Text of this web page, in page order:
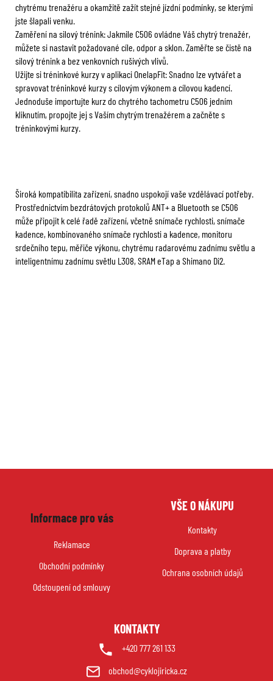
chytrému trenažéru a okamžitě zažít stejné jízdní podmínky, se kterými
jste šlapali venku.
Zaměření na silový trénink: Jakmile C506 ovládne Váš chytrý trenažér,
můžete si nastavit požadované cíle, odpor a sklon. Zaměřte se čistě na
silový trénink a bez venkovních rušivých vlivů.
Užijte si tréninkové kurzy v aplikaci OnelapFit: Snadno lze vytvářet a
spravovat tréninkové kurzy s cílovým výkonem a cílovou kadencí.
Jednoduše importujte kurz do chytrého tachometru C506 jedním
kliknutím, propojte jej s Vaším chytrým trenažérem a začněte s
tréninkovými kurzy.
Široká kompatibilita zařízení, snadno uspokojí vaše vzdělávací potřeby.
Prostřednictvím bezdrátových protokolů ANT+ a Bluetooth se C506
může připojit k celé řadě zařízení, včetně snímače rychlosti, snímače
kadence, kombinovaného snímače rychlosti a kadence, monitoru
srdečního tepu, měřiče výkonu, chytrému radarovému zadnímu světlu a
inteligentnímu zadnímu světlu L308, SRAM eTap a Shimano Di2.
Informace pro vás
Reklamace
Obchodní podmínky
Odstoupení od smlouvy
VŠE O NÁKUPU
Kontakty
Doprava a platby
Ochrana osobních údajů
KONTAKTY
+420 777 261 133
obchod@cyklojiricka.cz